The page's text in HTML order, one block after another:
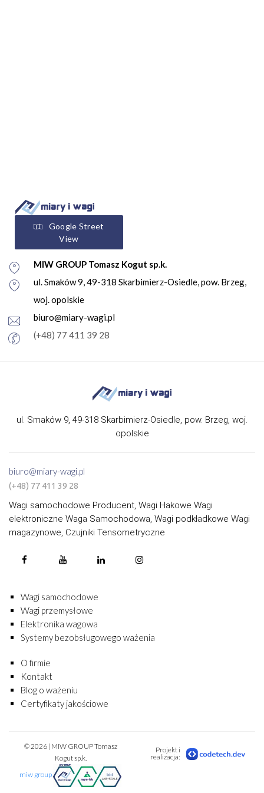
Google Street
View
MIW GROUP Tomasz Kogut sp.k.
ul. Smaków 9, 49-318 Skarbimierz-Osiedle, pow. Brzeg,
woj. opolskie
biuro@miary-wagi.pl
(+48) 77 411 39 28
ul. Smaków 9, 49-318 Skarbimierz-Osiedle, pow. Brzeg, woj.
opolskie
biuro@miary-wagi.pl
(+48) 77 411 39 28
Wagi samochodowe Producent, Wagi Hakowe Wagi
elektroniczne Waga Samochodowa, Wagi podkładkowe Wagi
magazynowe, Czujniki Tensometryczne
Wagi samochodowe
Wagi przemysłowe
Elektronika wagowa
Systemy bezobsługowego ważenia
O firmie
Kontakt
Blog o ważeniu
Certyfikaty jakościowe
© 2026 | MIW GROUP Tomasz
Kogut sp.k.
miw group
Projekt i
realizacja: